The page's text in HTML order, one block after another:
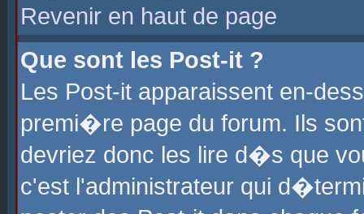
Revenir en haut de page
Que sont les Post-it ?
Les Post-it apparaissent en-
premi�re page du forum. Ils
devriez donc les lire d�s que
c'est l'administrateur qui